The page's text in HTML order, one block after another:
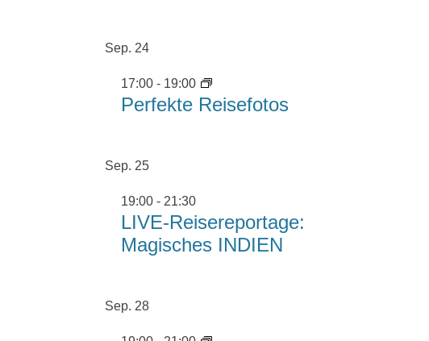
Sep. 24
17:00 - 19:00
Perfekte Reisefotos
Sep. 25
19:00 - 21:30
LIVE-Reisereportage:
Magisches INDIEN
Sep. 28